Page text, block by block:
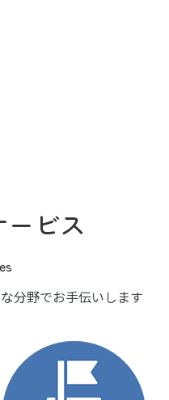
ビス
分野でお手伝いします